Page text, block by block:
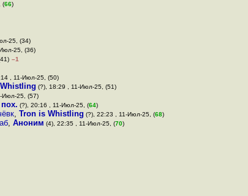
(66)
25, (34)
25, (36)
–1
, 11-Июл-25, (50)
(?), 18:29 , 11-Июл-25, (51)
Июл-25, (57)
пох. (?), 20:16 , 11-Июл-25, (64)
, Tron is Whistling (?), 22:23 , 11-Июл-25, (68)
, Аноним (4), 22:35 , 11-Июл-25, (70)